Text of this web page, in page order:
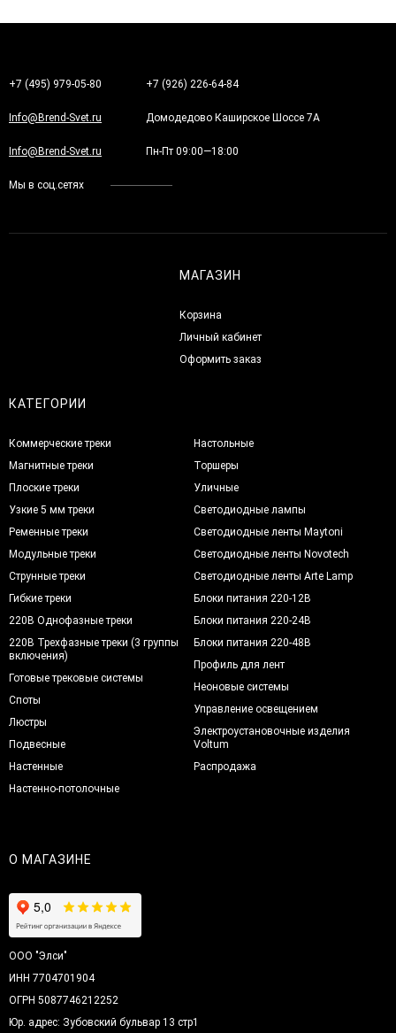
+7 (495) 979-05-80 +7 (926) 226-64-84
Info@Brend-Svet.ru Домодедово Каширское Шоссе 7А
Info@Brend-Svet.ru Пн-Пт 09:00—18:00
Мы в соц.сетях
МАГАЗИН
Корзина
Личный кабинет
Оформить заказ
КАТЕГОРИИ
Коммерческие треки
Магнитные треки
Плоские треки
Узкие 5 мм треки
Ременные треки
Модульные треки
Струнные треки
Гибкие треки
220В Однофазные треки
220В Трехфазные треки (3 группы
включения)
Готовые трековые системы
Споты
Люстры
Подвесные
Настенные
Настенно-потолочные
Настольные
Торшеры
Уличные
Светодиодные лампы
Светодиодные ленты Maytoni
Светодиодные ленты Novotech
Светодиодные ленты Arte Lamp
Блоки питания 220-12В
Блоки питания 220-24В
Блоки питания 220-48В
Профиль для лент
Неоновые системы
Управление освещением
Электроустановочные изделия
Voltum
Распродажа
О МАГАЗИНЕ
ООО "Элси"
ИНН 7704701904
ОГРН 5087746212252
Юр. адрес: Зубовский бульвар 13 стр1